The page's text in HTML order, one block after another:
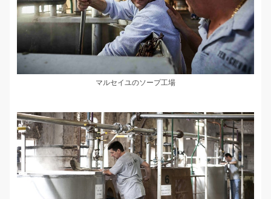
マルセイユのソープ工場